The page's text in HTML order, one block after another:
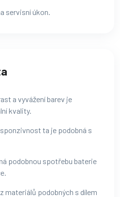
servisní úkon.
a vyvážení barev je
kvality.
ta je podobná s
podobnou spotřebu baterie
materiálů podobných s dílem